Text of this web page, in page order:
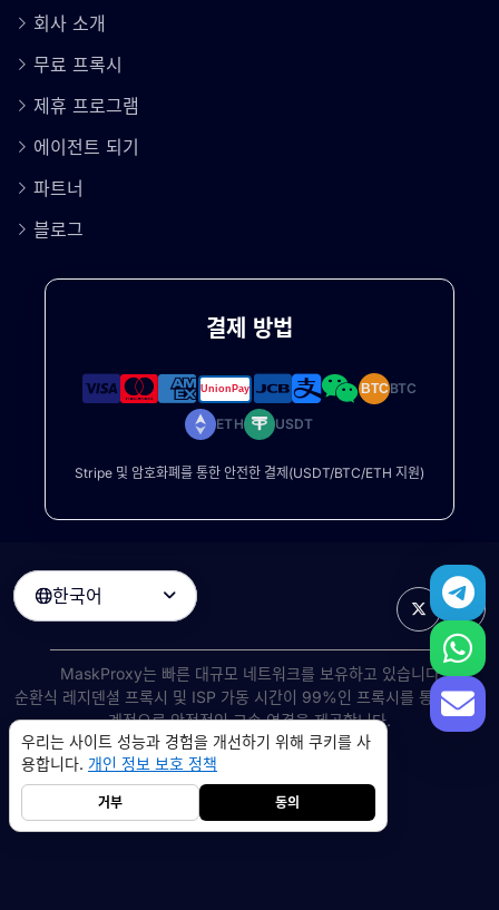
회사 소개
무료 프록시
제휴 프로그램
에이전트 되기
파트너
블로그
결제 방법
BTCBTC
ETH USDT
Stripe 및 암호화폐를 통한 안전한 결제(USDT/BTC/ETH 지원)
한국어 
MaskProxy는 빠른 대규모 네트워크를 보유하고 있습니다
순환식 레지덴셜 프록시 및 ISP 가동 시간이 99%인 프록시를 통해 전 세
계적으로 안정적인 고속 연결을 제공합니다.
©2026AIWAY LIMITED. 모든 권리 보유.
서비스 약관개인 정보 보호 정책환불 정책쿠키 정책
우리는 사이트 성능과 경험을 개선하기 위해 쿠키를 사
용합니다. 개인 정보 보호 정책
거부 동의